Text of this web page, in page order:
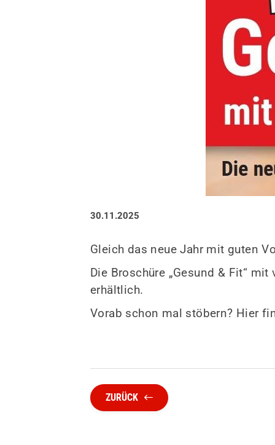
30.11.2025
Gleich das neue Jahr mit guten
Die Broschüre „Gesund & Fit“
erhältlich.
Vorab schon mal stöbern? Hier
ZURÜCK